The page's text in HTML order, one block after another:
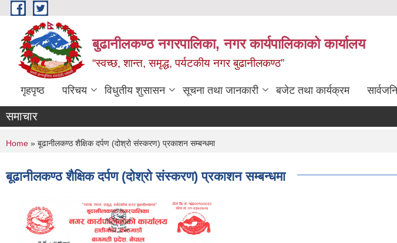
Skip to main content
बुढानीलकण्ठ नगरपालिका, नगर कार्यपालिकाको कार्यालय
“स्वच्छ, शान्त, समृद्ध, पर्यटकीय नगर बुढानीलकण्ठ”
गृहपृष्ठ परिचय विधुतीय शुसासन सूचना तथा जानकारी बजेट तथा कार्यक्रम
समाचार
You are here
Home » बूढानीलकण्ठ शैक्षिक दर्पण (दोश्रो संस्करण) प्रकाशन सम्बन्धमा
बूढानीलकण्ठ शैक्षिक दर्पण (दोश्रो संस्करण) प्रकाशन सम्बन्धमा